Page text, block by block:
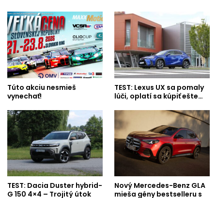
Túto akciu nesmieš
vynechať!
TEST: Lexus UX sa pomaly
lúči, oplatí sa kúpiť ešte…
TEST: Dacia Duster hybrid-
G 150 4×4 – Trojitý útok
Nový Mercedes-Benz GLA
mieša gény bestselleru s